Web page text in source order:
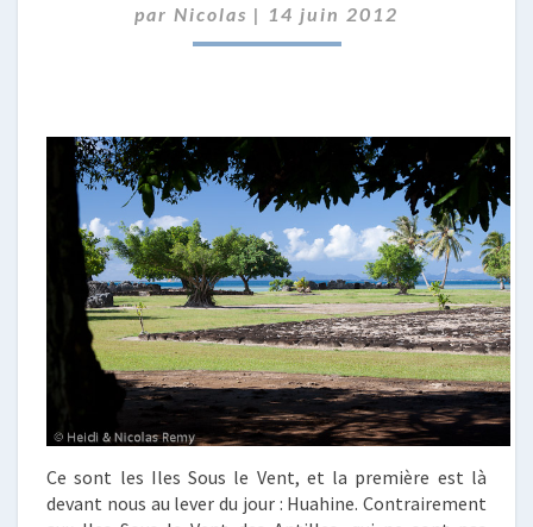
DES
ILES
par Nicolas | 14 juin 2012
Ce sont les Iles Sous le Vent, et la première est là
devant nous au lever du jour : Huahine. Contrairement